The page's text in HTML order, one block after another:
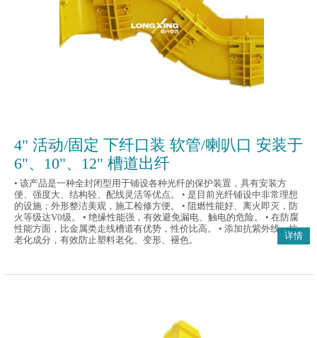
4" 活动/固定 下纤口装 软管/喇叭口 安装于
6"、10"、12" 槽道出纤
• 该产品是一种全封闭型用于铺设各种光纤的保护装置，具有安装方
便、强度大、结构轻、配线灵活等优点。 • 是目前光纤铺设中非常理想
的设施；外形整洁美观，施工检修方便。 • 阻燃性能好、离火即灭，防
火等级达V0级。 • 绝缘性能强，有效避免漏电、触电的危险。 • 在防腐
性能方面，比金属类走线槽道有优势，性价比高。 • 添加抗紫外线、抗
老化成分，有效防止塑料老化、变形、褪色。
详情